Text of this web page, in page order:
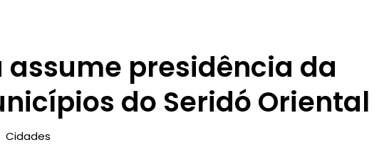
assume presidência da
do Seridó Oriental
Cidades